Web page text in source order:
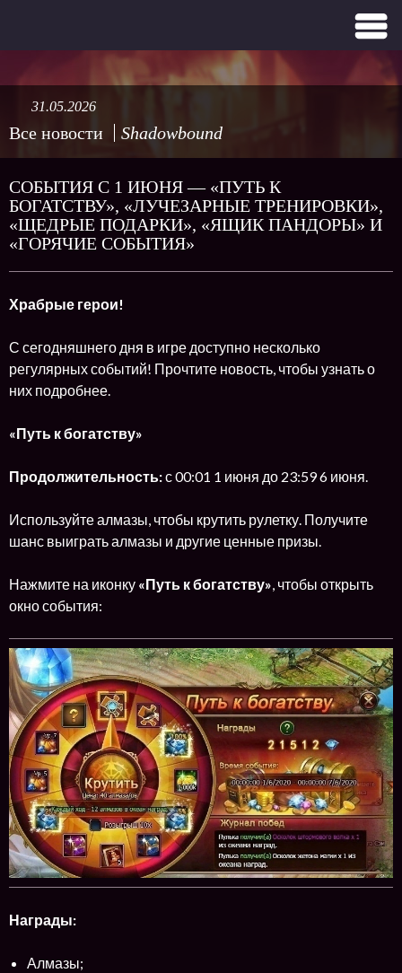
Все новости Shadowbound
31.05.2026
СОБЫТИЯ С 1 ИЮНЯ — «ПУТЬ К
БОГАТСТВУ», «ЛУЧЕЗАРНЫЕ ТРЕНИРОВКИ»,
«ЩЕДРЫЕ ПОДАРКИ», «ЯЩИК ПАНДОРЫ» И
«ГОРЯЧИЕ СОБЫТИЯ»
Храбрые герои!
С сегодняшнего дня в игре доступно несколько
регулярных событий! Прочтите новость, чтобы узнать о
них подробнее.
«Путь к богатству»
Продолжительность:с 00:01 1 июня до 23:59 6 июня.
Используйте алмазы, чтобы крутить рулетку. Получите
шанс выиграть алмазы и другие ценные призы.
Нажмите на иконку «Путь к богатству», чтобы открыть
окно события:
Награды:
Алмазы;